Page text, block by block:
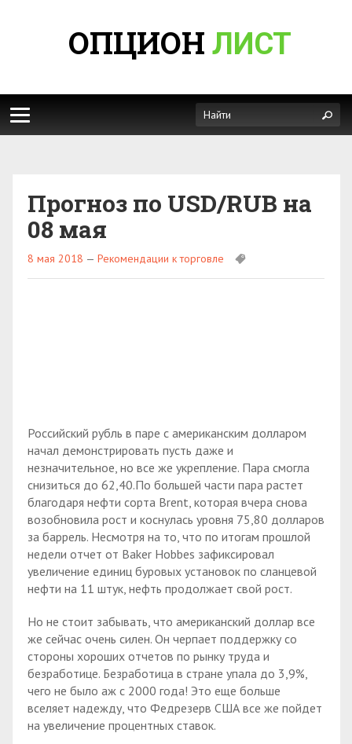
ОПЦИОН ЛИСТ
Прогноз по USD/RUB на
08 мая
8 мая 2018 — Рекомендации к торговле
Российский рубль в паре с американским долларом
начал демонстрировать пусть даже и
незначительное, но все же укрепление. Пара смогла
снизиться до 62,40.По большей части пара растет
благодаря нефти сорта Brent, которая вчера снова
возобновила рост и коснулась уровня 75,80 долларов
за баррель. Несмотря на то, что по итогам прошлой
недели отчет от Baker Hobbes зафиксировал
увеличение единиц буровых установок по сланцевой
нефти на 11 штук, нефть продолжает свой рост.
Но не стоит забывать, что американский доллар все
же сейчас очень силен. Он черпает поддержку со
стороны хороших отчетов по рынку труда и
безработице. Безработица в стране упала до 3,9%,
чего не было аж с 2000 года! Это еще больше
вселяет надежду, что Федрезерв США все же пойдет
на увеличение процентных ставок.